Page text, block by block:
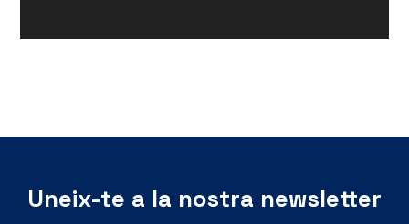
Uneix-te a la nostra newsletter